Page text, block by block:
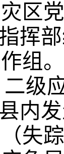
区
挥
组。
二级
内
失